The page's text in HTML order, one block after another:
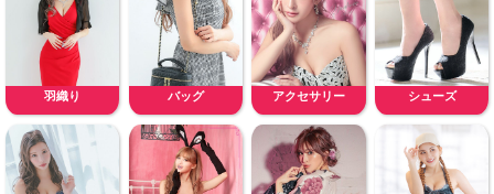
羽織り バッグ アクセサリー シューズ